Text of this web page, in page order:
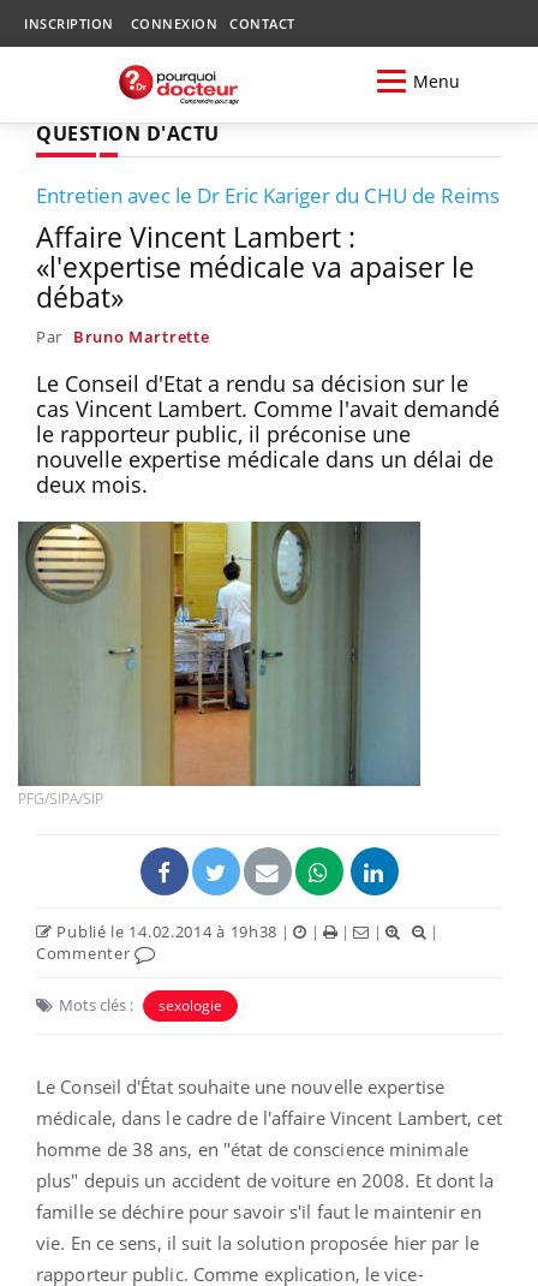
INSCRIPTION CONNEXION CONTACT
Menu
QUESTION D'ACTU
Entretien avec le Dr Eric Kariger du CHU de Reims
Affaire Vincent Lambert :
«l'expertise médicale va apaiser le
débat»
Par Bruno Martrette
Le Conseil d'Etat a rendu sa décision sur le
cas Vincent Lambert. Comme l'avait demandé
le rapporteur public, il préconise une
nouvelle expertise médicale dans un délai de
deux mois.
PFG/SIPA/SIP
Publié le 14.02.2014 à 19h38 | | | |
|
Commenter
Mots clés : sexologie
Le Conseil d'État souhaite une nouvelle expertise
médicale, dans le cadre de l'affaire Vincent Lambert, cet
homme de 38 ans, en "état de conscience minimale
plus" depuis un accident de voiture en 2008. Et dont la
famille se déchire pour savoir s'il faut le maintenir en
vie. En ce sens, il suit la solution proposée hier par le
rapporteur public. Comme explication, le vice-